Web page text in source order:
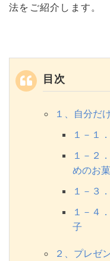
法をご紹介します。
目次
１、自分だ
１－１
１－２
めのお
１－３
１－４
子
２、プレゼ